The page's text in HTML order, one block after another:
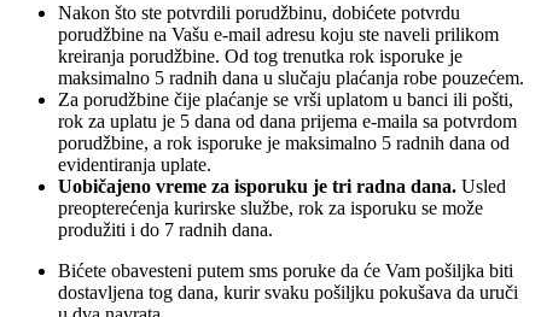
Nakon što ste potvrdili porudžbinu, dobićete potvrdu
porudžbine na Vašu e-mail adresu koju ste naveli prilikom
kreiranja porudžbine. Od tog trenutka rok isporuke je
maksimalno 5 radnih dana u slučaju plaćanja robe pouzećem.
Za porudžbine čije plaćanje se vrši uplatom u banci ili pošti,
rok za uplatu je 5 dana od dana prijema e-maila sa potvrdom
porudžbine, a rok isporuke je maksimalno 5 radnih dana od
evidentiranja uplate.
Uobičajeno vreme za isporuku je tri radna dana. Usled
preopterećenja kurirske službe, rok za isporuku se može
produžiti i do 7 radnih dana.
Bićete obavesteni putem sms poruke da će Vam pošiljka biti
dostavljena tog dana, kurir svaku pošiljku pokušava da uruči